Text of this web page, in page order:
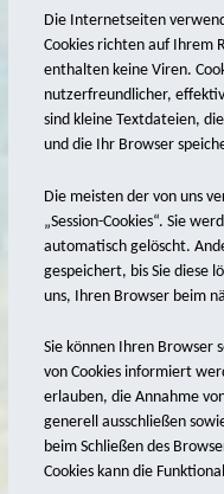
2013
2012
2011
cosmic
hoher Himmel
Treasure Islands
Bildhauerei
Bernie op Pad
Trientje
Die Internetseiten
Cookies richten auf Ihrem
enthalten keine Viren.
nutzerfreundlicher,
sind kleine Textdateien,
und die Ihr Browser
Die meisten der von uns
„Session-Cookies“. Sie
automatisch gelöscht.
gespeichert, bis Sie diese
uns, Ihren Browser beim
Sie können Ihren Browser
von Cookies informiert
erlauben, die Annahme
generell ausschließen
beim Schließen des
Cookies kann die